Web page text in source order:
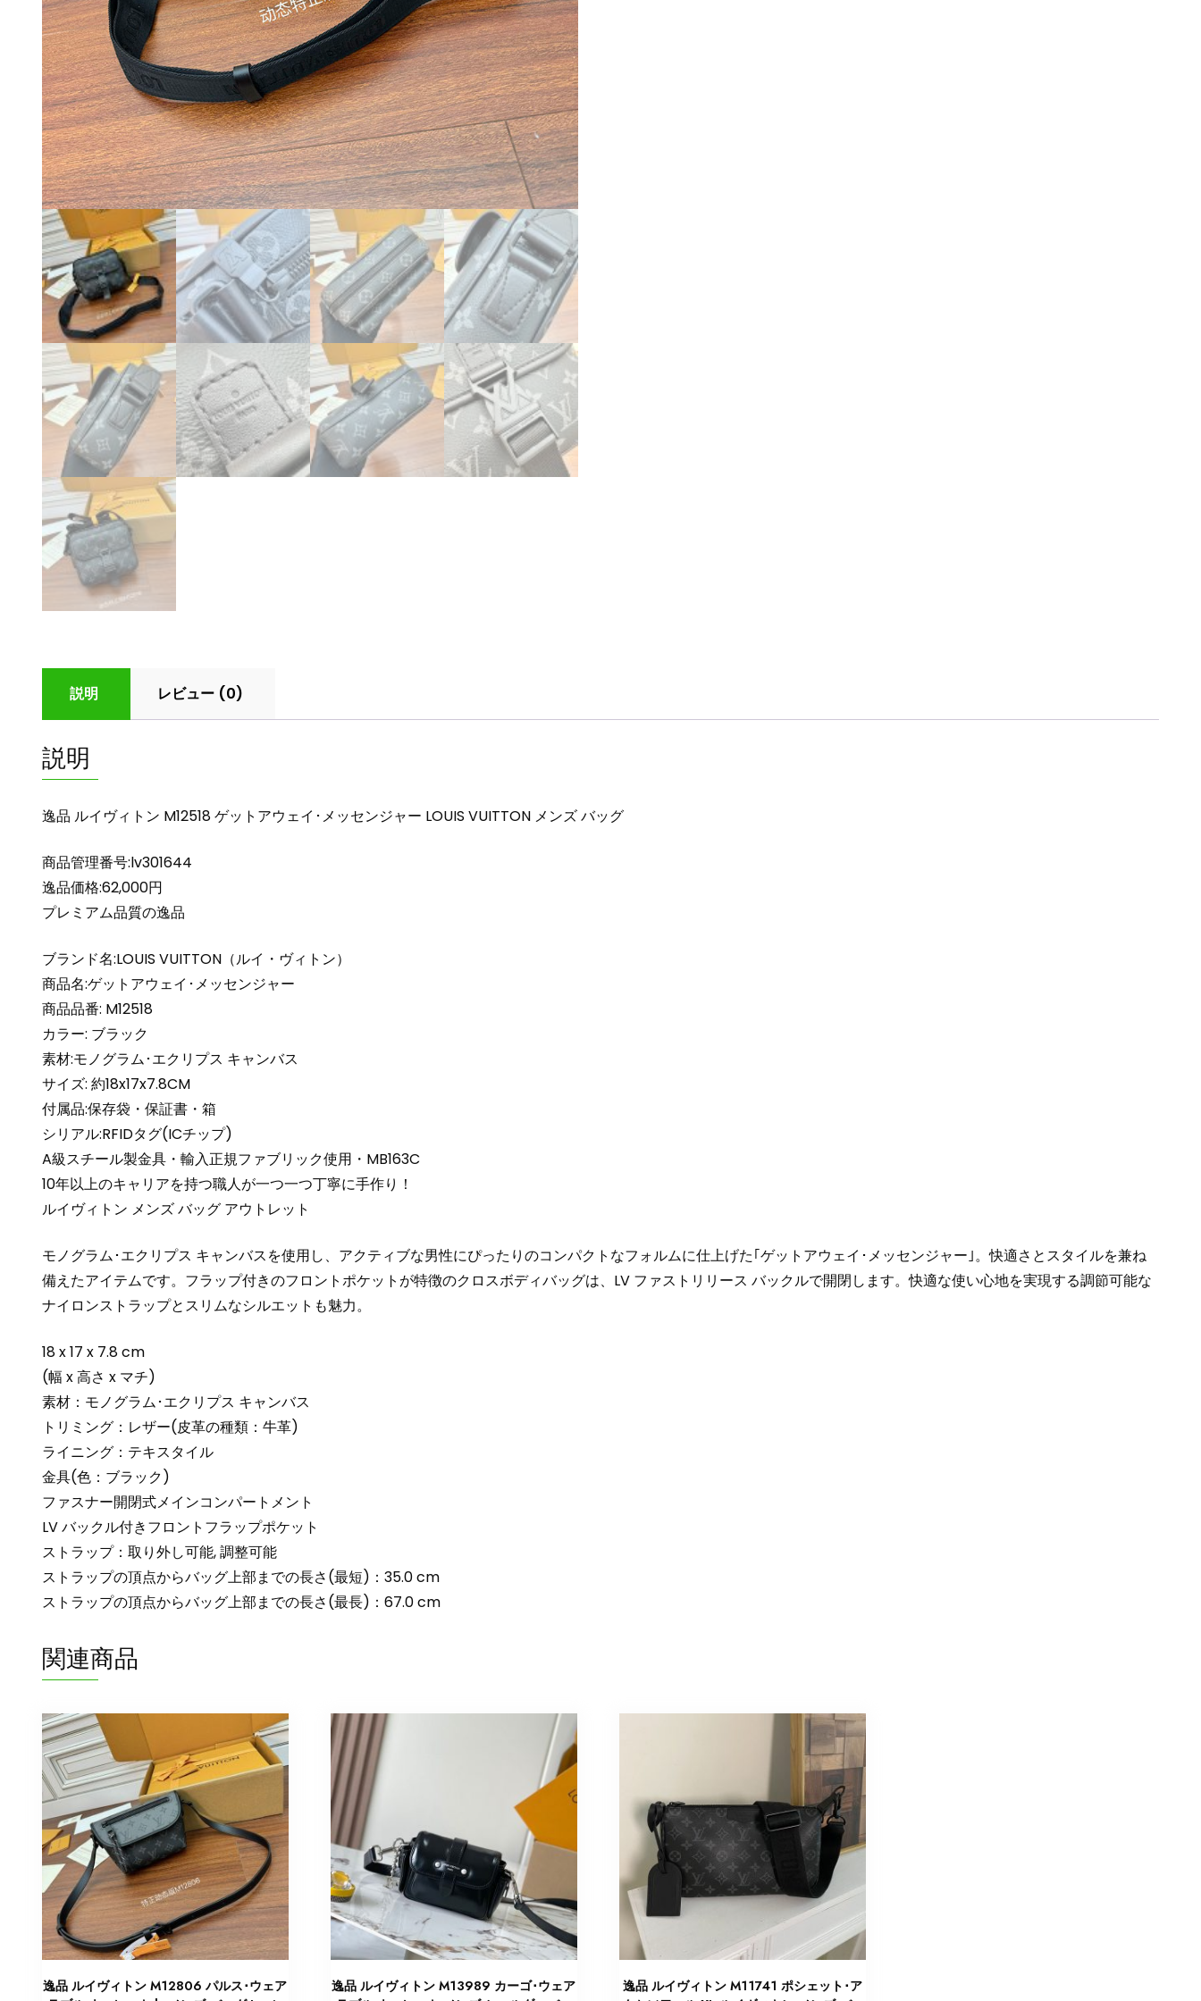
説明 レビュー (0)
説明
逸品 ルイヴィトン M12518 ゲットアウェイ･メッセンジャー LOUIS VUITTON メンズ バッグ
商品管理番号:lv301644
逸品価格:62,000円
プレミアム品質の逸品
ブランド名:LOUIS VUITTON（ルイ・ヴィトン）
商品名:ゲットアウェイ･メッセンジャー
商品品番: M12518
カラー: ブラック
素材:モノグラム･エクリプス キャンバス
サイズ: 約18x17x7.8CM
付属品:保存袋・保証書・箱
シリアル:RFIDタグ(ICチップ)
A級スチール製金具・輸入正規ファブリック使用・MB163C
10年以上のキャリアを持つ職人が一つ一つ丁寧に手作り！
ルイヴィトン メンズ バッグ アウトレット
モノグラム･エクリプス キャンバスを使用し、アクティブな男性にぴったりのコンパクトなフォルムに仕上げた｢ゲットアウェイ･メッセンジャー｣。快適さとスタイルを兼ね
備えたアイテムです。フラップ付きのフロントポケットが特徴のクロスボディバッグは、LV ファストリリース バックルで開閉します。快適な使い心地を実現する調節可能な
ナイロンストラップとスリムなシルエットも魅力。
18 x 17 x 7.8 cm
(幅 x 高さ x マチ)
素材：モノグラム･エクリプス キャンバス
トリミング：レザー(皮革の種類：牛革)
ライニング：テキスタイル
金具(色：ブラック)
ファスナー開閉式メインコンパートメント
LV バックル付きフロントフラップポケット
ストラップ：取り外し可能, 調整可能
ストラップの頂点からバッグ上部までの長さ(最短)：35.0 cm
ストラップの頂点からバッグ上部までの長さ(最長)：67.0 cm
関連商品
逸品 ルイヴィトン M12806 パルス･ウェア
逸品 ルイヴィトン M13989 カーゴ･ウェア
逸品 ルイヴィトン M11741 ポシェット･ア